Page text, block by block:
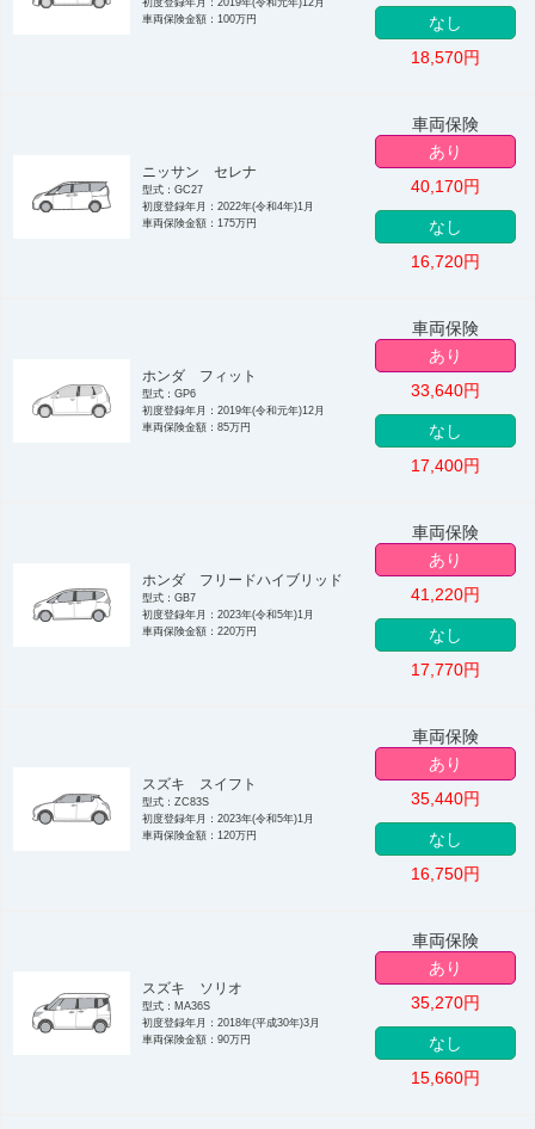
車両保険金額：100万円
なし
18,570円
ニッサン セレナ
型式：GC27
初度登録年月：2022年(令和4年)1月
車両保険金額：175万円
車両保険
あり
40,170円
なし
16,720円
ホンダ フィット
型式：GP6
初度登録年月：2019年(令和元年)12月
車両保険金額：85万円
車両保険
あり
33,640円
なし
17,400円
ホンダ フリードハイブリッド
型式：GB7
初度登録年月：2023年(令和5年)1月
車両保険金額：220万円
車両保険
あり
41,220円
なし
17,770円
スズキ スイフト
型式：ZC83S
初度登録年月：2023年(令和5年)1月
車両保険金額：120万円
車両保険
あり
35,440円
なし
16,750円
スズキ ソリオ
型式：MA36S
初度登録年月：2018年(平成30年)3月
車両保険金額：90万円
車両保険
あり
35,270円
なし
15,660円